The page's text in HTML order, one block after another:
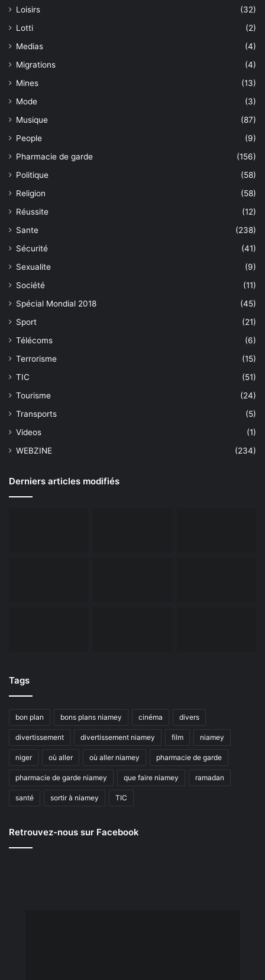
Loisirs
(32)
Lotti
(2)
Medias
(4)
Migrations
(4)
Mines
(13)
Mode
(3)
Musique
(87)
People
(9)
Pharmacie de garde
(156)
Politique
(58)
Religion
(58)
Réussite
(12)
Sante
(238)
Sécurité
(41)
Sexualite
(9)
Société
(11)
Spécial Mondial 2018
(45)
Sport
(21)
Télécoms
(6)
Terrorisme
(15)
TIC
(51)
Tourisme
(24)
Transports
(5)
Videos
(1)
WEBZINE
(234)
Derniers articles modifiés
Tags
bon plan bons plans niamey cinéma divers
divertissement divertissement niamey film niamey
niger où aller où aller niamey pharmacie de garde
pharmacie de garde niamey que faire niamey ramadan
santé sortir à niamey TIC
Retrouvez-nous sur Facebook